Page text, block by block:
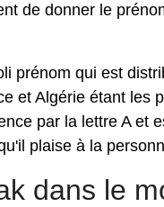
de donner le
prénom qui est
et Algérie étant les
par la lettre A et
plaise à la
dans le